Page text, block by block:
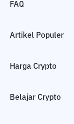
FAQ
Artikel Populer
Harga Crypto
Belajar Crypto